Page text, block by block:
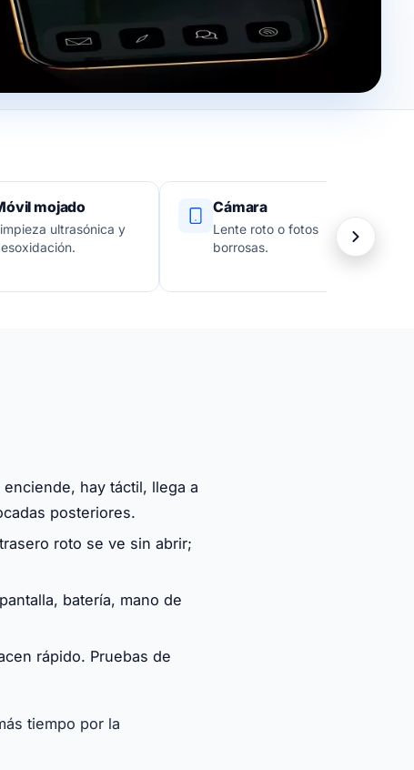
mojado
ultrasónica y
Cámara
Lente roto o fotos
borrosas.
hay táctil, llega a
posteriores.
roto se ve sin abrir;
batería, mano de
rápido. Pruebas de
tiempo por la